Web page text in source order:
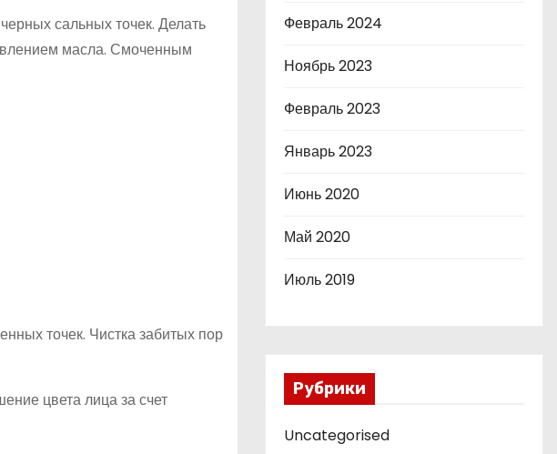
сальных точек. Делать
масла. Смоченным
точек. Чистка забитых пор
цвета лица за счет
Февраль 2024
Ноябрь 2023
Февраль 2023
Январь 2023
Июнь 2020
Май 2020
Июль 2019
Рубрики
Uncategorised